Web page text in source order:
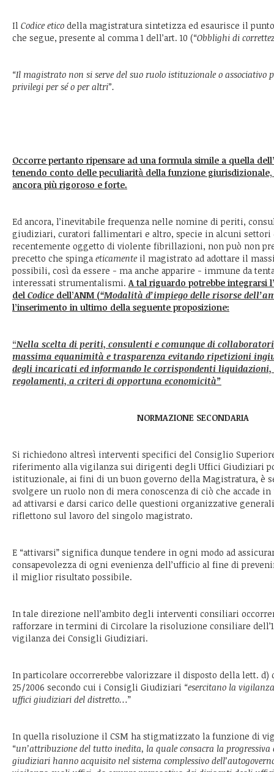
Il Codice etico della magistratura sintetizza ed esaurisce il
che segue, presente al comma 1 dell’art. 10 (“Obblighi di
“Il magistrato non si serve del suo ruolo istituzionale o associativo
privilegi per sé o per altri”.
Occorre pertanto ripensare ad una formula simile a quella
tenendo conto delle peculiarità della funzione
ancora più rigoroso e forte.
Ed ancora, l’inevitabile frequenza nelle nomine di periti,
giudiziari, curatori fallimentari e altro, specie in alcuni
recentemente oggetto di violente fibrillazioni, non può non
precetto che spinga eticamenteil magistrato ad adottare il
possibili, così da essere - ma anche apparire - immune da
interessati strumentalismi. A tal riguardo potrebbe integrarsi
del Codice dell’ANM (“Modalità d’impiego delle risorse
l’inserimento in ultimo della seguente proposizione:
“Nella scelta di periti, consulenti e comunque di
massima equanimità e trasparenza evitando ripetizioni
degli incaricati ed informando le corrispondenti liquidazioni,
regolamenti, a criteri di opportuna economicità”
NORMAZIONE SECONDARIA
Si richiedono altresì interventi specifici del Consiglio
riferimento alla vigilanza sui dirigenti degli Uffici Giudiziari
istituzionale, ai fini di un buon governo della Magistratura, è
svolgere un ruolo non di mera conoscenza di ciò che accade
ad attivarsi e darsi carico delle questioni organizzative
riflettono sul lavoro del singolo magistrato.
E “attivarsi” significa dunque tendere in ogni modo ad
consapevolezza di ogni evenienza dell’ufficio al fine di
il miglior risultato possibile.
In tale direzione nell’ambito degli interventi consiliari
rafforzare in termini di Circolare la risoluzione consiliare
vigilanza dei Consigli Giudiziari.
In particolare occorrerebbe valorizzare il disposto della lett. d)
25/2006 secondo cui i Consigli Giudiziari “esercitano la
uffici giudiziari del distretto…”
In quella risoluzione il CSM ha stigmatizzato la funzione di
“un’attribuzione del tutto inedita, la quale consacra la
giudiziari hanno acquisito nel sistema complessivo